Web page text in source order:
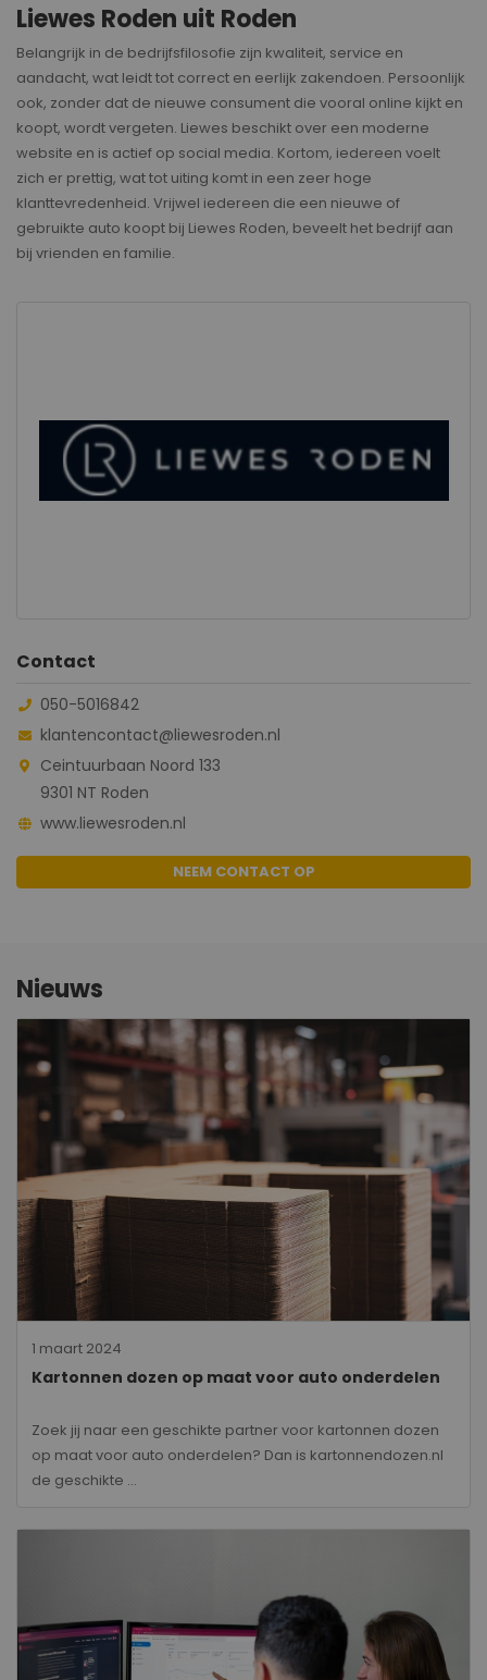
Liewes Roden uit Roden
Belangrijk in de bedrijfsfilosofie zijn kwaliteit, service en
aandacht, wat leidt tot correct en eerlijk zakendoen. Persoonlijk
ook, zonder dat de nieuwe consument die vooral online kijkt en
koopt, wordt vergeten. Liewes beschikt over een moderne
website en is actief op social media. Kortom, iedereen voelt
zich er prettig, wat tot uiting komt in een zeer hoge
klanttevredenheid. Vrijwel iedereen die een nieuwe of
gebruikte auto koopt bij Liewes Roden, beveelt het bedrijf aan
bij vrienden en familie.
Contact
050-5016842
klantencontact@liewesroden.nl
Ceintuurbaan Noord 133
9301 NT Roden
www.liewesroden.nl
NEEM CONTACT OP
Nieuws
1 maart 2024
Kartonnen dozen op maat voor auto onderdelen
Zoek jij naar een geschikte partner voor kartonnen dozen
op maat voor auto onderdelen? Dan is kartonnendozen.nl
de geschikte ...